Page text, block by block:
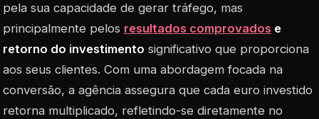
pela sua capacidade de gerar tráfego, mas
principalmente pelos resultados comprovados e
retorno do investimento significativo que proporciona
aos seus clientes. Com uma abordagem focada na
conversão, a agência assegura que cada euro investido
retorna multiplicado, refletindo-se diretamente no